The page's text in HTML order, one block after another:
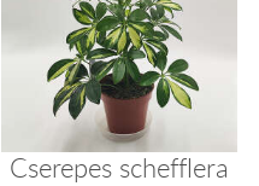
Cserepes schefflera